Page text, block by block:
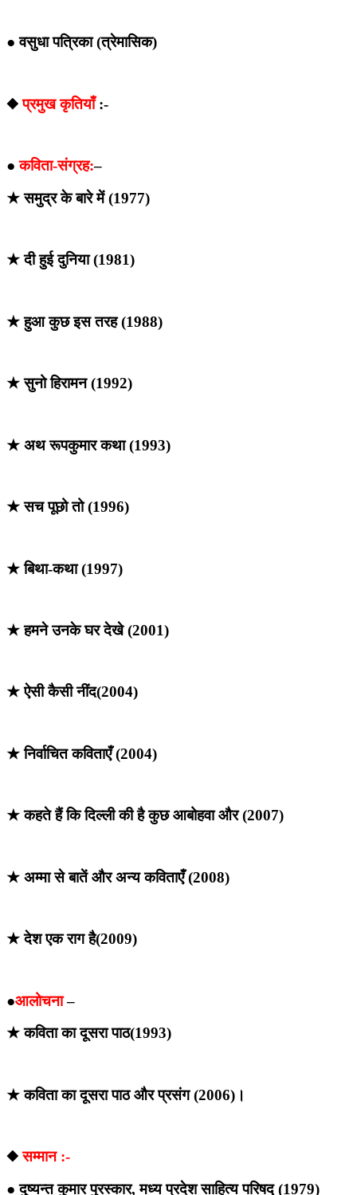
● वसुधा पत्रिका (त्रेमासिक)
◆प्रमुख कृतियाँ:-
●कविता-संग्रह:–
★ समुद्र के बारे में (1977)
★ दी हुई दुनिया (1981)
★ हुआ कुछ इस तरह (1988)
★ सुनो हिरामन (1992)
★ अथ रूपकुमार कथा (1993)
★ सच पूछो तो (1996)
★ बिथा-कथा (1997)
★ हमने उनके घर देखे (2001)
★ ऐसी कैसी नींद(2004)
★ निर्वाचित कविताएँ (2004)
★ कहते हैं कि दिल्ली की है कुछ आबोहवा और (2007)
★ अम्मा से बातें और अन्य कविताएँ (2008)
★ देश एक राग है(2009)
●आलोचना–
★ कविता का दूसरा पाठ(1993)
★ कविता का दूसरा पाठ और प्रसंग (2006)।
◆सम्मान :-
● दुष्यन्त कुमार पुरस्कार, मध्य प्रदेश साहित्य परिषद् (1979)